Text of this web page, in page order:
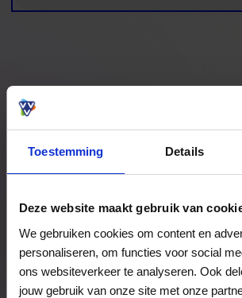
Toestemming Details
Deze website maakt gebruik van
We gebruiken cookies om content en
personaliseren, om functies voor social
ons websiteverkeer te analyseren. Ook
jouw gebruik van onze site met onze
BAUHAUS Hengelo
7559SR Hengelo